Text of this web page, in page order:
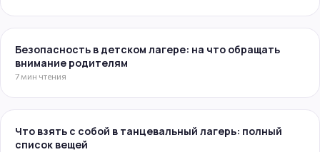
Безопасность в детском лагере: на что обращать
внимание родителям
7 мин чтения
Что взять с собой в танцевальный лагерь: полный
список вещей